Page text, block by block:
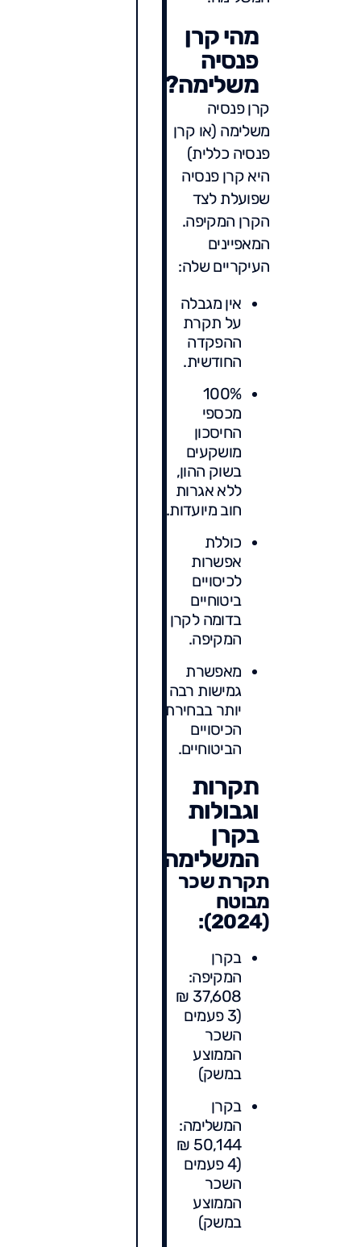
מהי קרן
פנסיה
משלימה?
קרן פנסיה
משלימה (או קרן
פנסיה כללית)
היא קרן פנסיה
שפועלת לצד
הקרן המקיפה.
המאפיינים
העיקריים שלה:
אין מגבלה
על תקרת
ההפקדה
החודשית.
100%
מכספי
החיסכון
מושקעים
בשוק ההון,
ללא אגרות
חוב מיועדות.
כוללת
אפשרות
לכיסויים
ביטוחיים
בדומה לקרן
המקיפה.
מאפשרת
גמישות רבה
יותר בבחירת
הכיסויים
הביטוחיים.
תקרות
וגבולות
בקרן
המשלימה
תקרת שכר
מבוטח
(2024):
בקרן
המקיפה:
37,608 ₪
(3 פעמים
השכר
הממוצע
במשק)
בקרן
המשלימה:
50,144 ₪
(4 פעמים
השכר
הממוצע
במשק)